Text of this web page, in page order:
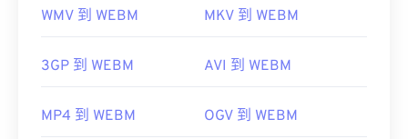
WMV 到 WEBM MKV 到 WEBM
3GP 到 WEBM AVI 到 WEBM
MP4 到 WEBM OGV 到 WEBM